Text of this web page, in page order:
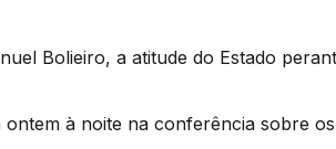
Bolieiro, a atitude do Estado
à noite na conferência sobre